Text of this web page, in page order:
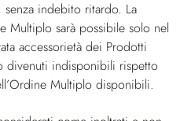
indebito ritardo. La
Multiplo sarà possibile solo nel
accessorietà dei Prodotti
divenuti indisponibili rispetto
Multiplo disponibili.